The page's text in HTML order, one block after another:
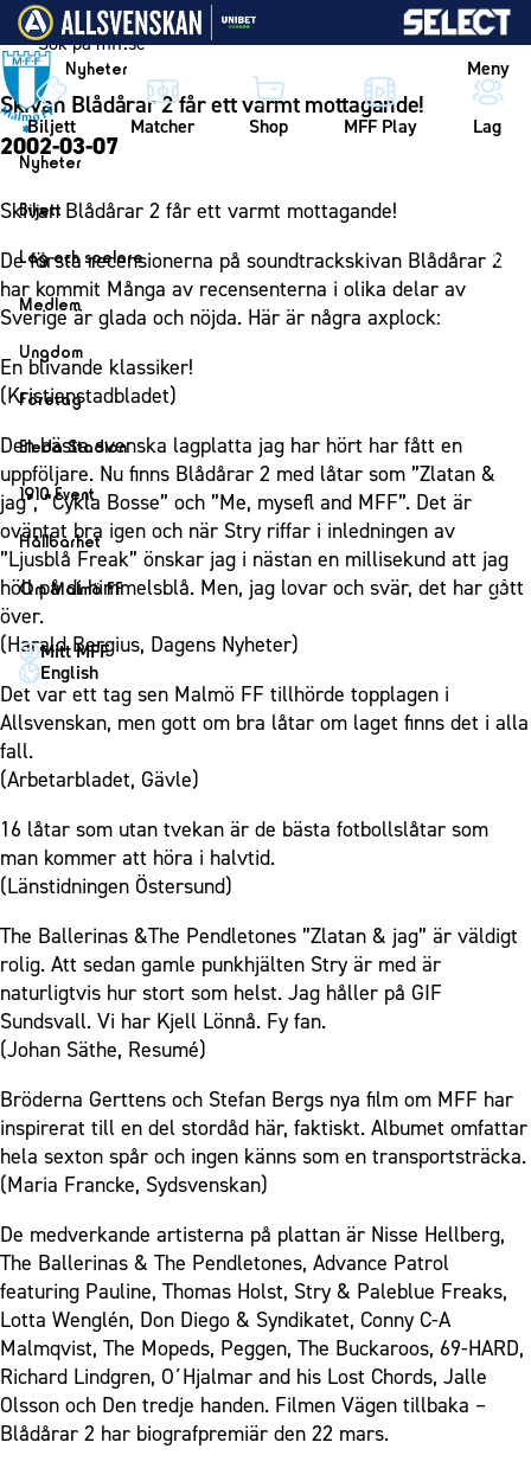
Vidare till innehållet
Nyheter Meny
Biljett Matcher Shop MFF Play Lag
Nyheter
Nyheter
Biljett
Biljett
Årskort herr
Årskort dam
Mitt MFF
Biljetter till bortamatcher
Biljettvillkor
Lag och spelare
Lag
Herrlaget
Spelare
Ledarstab
Damlaget
Spelare
Ledarstab
Medlem
Medlemskap i Malmö FF
Årsmöte 2026
Ungdom
MFF Ungdom
Skånecupen
Fotbollsskolan
Fotbollsnätverket
P19
F19
P17
F17
Malmö Trophy
Företag
Bli företagspartner
Nätverket
Klubbstolar
Partner dam
Eleda Stadion
Eleda Stadion
Erics Bar & Restaurang
Matchdag på Eleda Stadion
MFF-museet & rundvandringar
1910 Event
1910 Event
Fest & Event
Konferens
Möte
Mässa
Sommarfest
Julshow
Vanliga frågor om 1910 Event
Hållbarhet
Hållbarhet
MFF i samhället
Laget för alla
Nattfotboll
Himmelsblå Tillsammans
Grundskolefotboll mot rasismer
Skolakademier
Om Malmö FF
Om Malmö FF
Kontakt
Press och media
Historik – herrlaget
Historik – damlaget
Närstående organisationer
Policydokument
Personuppgiftspolicy
Mitt MFF
English
Skivan Blådårar 2 får ett varmt mottagande!
2002-03-07
Skivan Blådårar 2 får ett varmt mottagande!
De första recensionerna på soundtrackskivan Blådårar 2
har kommit Många av recensenterna i olika delar av
Sverige är glada och nöjda. Här är några axplock:
En blivande klassiker!
(Kristianstadbladet)
Den bästa svenska lagplatta jag har hört har fått en
uppföljare. Nu finns Blådårar 2 med låtar som ”Zlatan &
jag”, ”Cykla Bosse” och ”Me, mysefl and MFF”. Det är
oväntat bra igen och när Stry riffar i inledningen av
”Ljusblå Freak” önskar jag i nästan en millisekund att jag
höll på di himmelsblå. Men, jag lovar och svär, det har gått
över.
(Harald Bergius, Dagens Nyheter)
Det var ett tag sen Malmö FF tillhörde topplagen i
Allsvenskan, men gott om bra låtar om laget finns det i alla
fall.
(Arbetarbladet, Gävle)
16 låtar som utan tvekan är de bästa fotbollslåtar som
man kommer att höra i halvtid.
(Länstidningen Östersund)
The Ballerinas &The Pendletones ”Zlatan & jag” är väldigt
rolig. Att sedan gamle punkhjälten Stry är med är
naturligtvis hur stort som helst. Jag håller på GIF
Sundsvall. Vi har Kjell Lönnå. Fy fan.
(Johan Säthe, Resumé)
Bröderna Gerttens och Stefan Bergs nya film om MFF har
inspirerat till en del stordåd här, faktiskt. Albumet omfattar
hela sexton spår och ingen känns som en transportsträcka.
(Maria Francke, Sydsvenskan)
De medverkande artisterna på plattan är Nisse Hellberg,
The Ballerinas & The Pendletones, Advance Patrol
featuring Pauline, Thomas Holst, Stry & Paleblue Freaks,
Lotta Wenglén, Don Diego & Syndikatet, Conny C-A
Malmqvist, The Mopeds, Peggen, The Buckaroos, 69-HARD,
Richard Lindgren, O´Hjalmar and his Lost Chords, Jalle
Olsson och Den tredje handen. Filmen Vägen tillbaka –
Blådårar 2 har biografpremiär den 22 mars.